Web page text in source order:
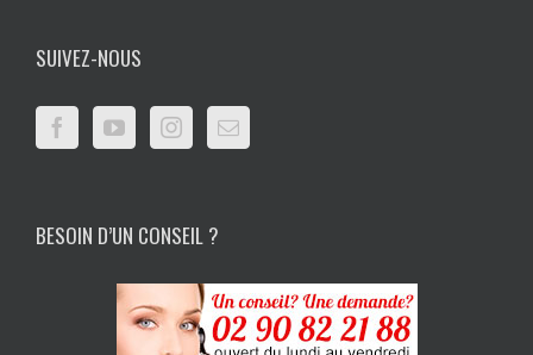
SUIVEZ-NOUS
BESOIN D’UN CONSEIL ?